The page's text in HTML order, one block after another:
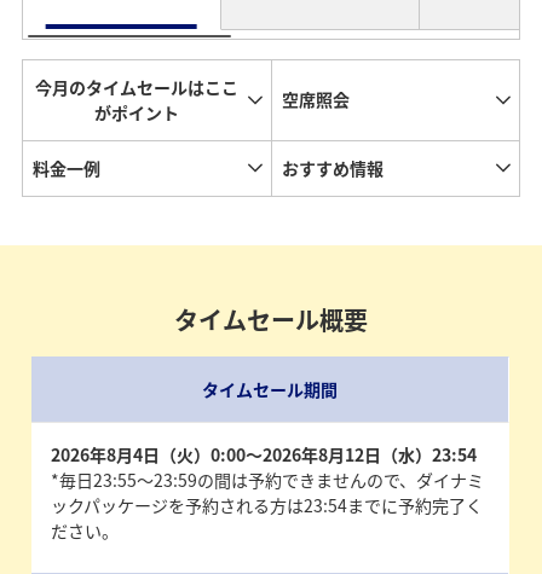
今月のタイムセールはここ
がポイント
空席照会
料金一例 おすすめ情報
タイムセール概要
タイムセール期間
2026年8月4日（火）0:00～2026年8月12日（水）23:54
*毎日23:55～23:59の間は予約できませんので、ダイナミ
ックパッケージを予約される方は23:54までに予約完了く
ださい。